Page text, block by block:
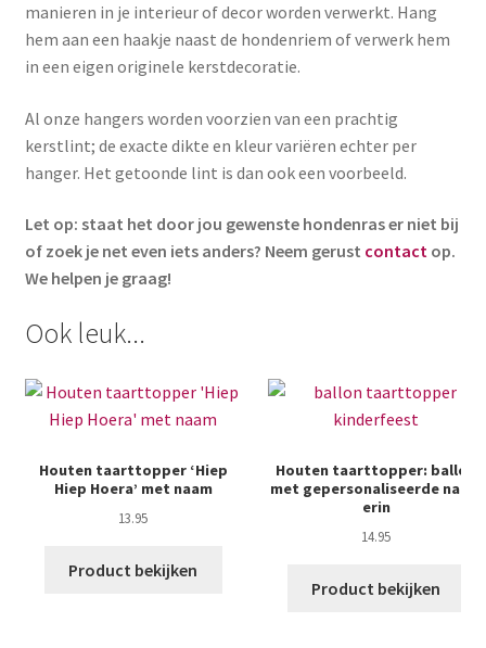
manieren in je interieur of decor worden verwerkt. Hang
hem aan een haakje naast de hondenriem of verwerk hem
in een eigen originele kerstdecoratie.
Al onze hangers worden voorzien van een prachtig
kerstlint; de exacte dikte en kleur variëren echter per
hanger. Het getoonde lint is dan ook een voorbeeld.
Let op: staat het door jou gewenste hondenras er niet bij
of zoek je net even iets anders? Neem gerust contactop.
We helpen je graag!
Ook leuk...
Houten taarttopper ‘Hiep
Hiep Hoera’ met naam
13.95
Product bekijken
Houten taarttopper: ballon
met gepersonaliseerde naam
erin
14.95
Product bekijken